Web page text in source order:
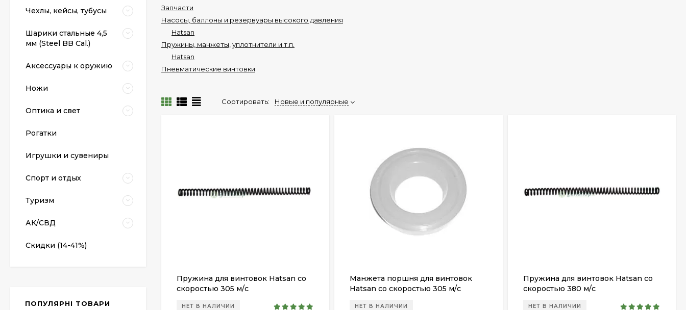
Запчасти
Насосы, баллоны и резервуары высокого давления
Hatsan
Пружины, манжеты, уплотнители и т.п.
Hatsan
Пневматические винтовки
Сортировать: Новые и популярные
Пружина для винтовок Hatsan со
скоростью 305 м/с
НЕТ В НАЛИЧИИ
Манжета поршня для винтовок
Hatsan со скоростью 305 м/с
НЕТ В НАЛИЧИИ
Пружина для винтовок Hatsan со
скоростью 380 м/с
НЕТ В НАЛИЧИИ
Чехлы, кейсы, тубусы
Шарики стальные 4,5
мм (Steel BB Cal.)
Аксессуары к оружию
Ножи
Оптика и свет
Рогатки
Игрушки и сувениры
Спорт и отдых
Туризм
АК/СВД
Скидки (14-41%)
ПОПУЛЯРНІ ТОВАРИ
пистолет Colt Special